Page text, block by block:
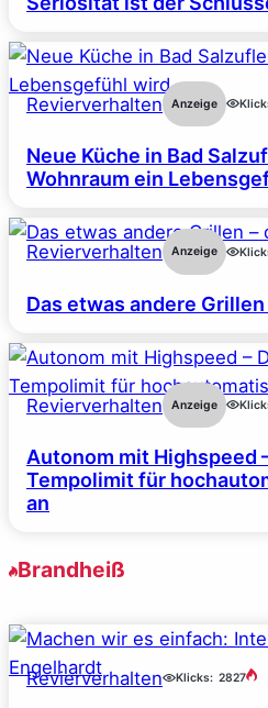
Revierverhalten Anzeige
Neue Küche in Bad
Wohnraum ein
Revierverhalten Anzeige
Das etwas andere
Revierverhalten Anzeige
Autonom mit Highspeed
Tempolimit für
an
Brandheiß
Revierverhalten Klicks: 2827